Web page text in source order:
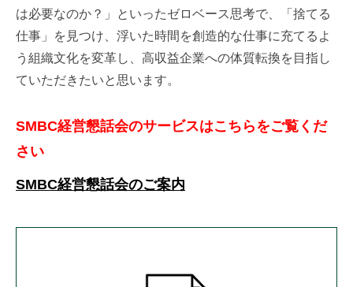
は必要なのか？」といったゼロベース思考で、「捨てる
仕事」を見つけ、浮いた時間を創造的な仕事に充てるよ
う組織文化を変革し、高収益企業への体質転換を目指し
ていただきたいと思います。
SMBC経営懇話会のサービスはこちらをご覧くだ
さい
SMBC経営懇話会のご案内